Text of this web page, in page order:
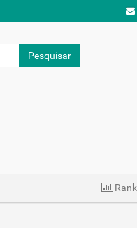
Pesquisar